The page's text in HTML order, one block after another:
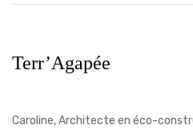
Terr’Agapée
Caroline, Architecte en éco-